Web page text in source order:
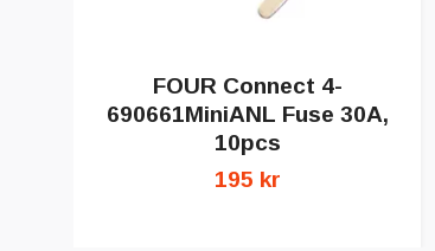
FOUR Connect 4-
690661MiniANL Fuse 30A,
10pcs
195 kr